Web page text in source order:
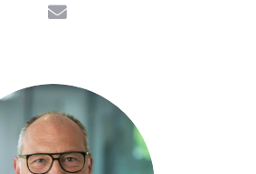
E-Mail